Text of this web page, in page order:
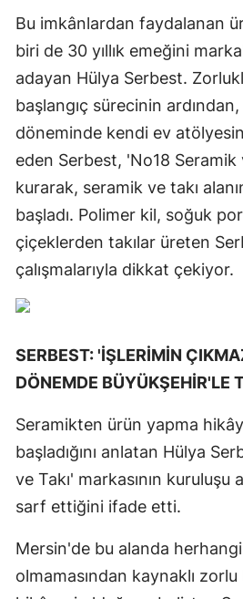
Bu imkânlardan faydalanan
biri de 30 yıllık emeğini
adayan Hülya Serbest.
başlangıç sürecinin
döneminde kendi ev
eden Serbest, 'No18 Seramik
kurarak, seramik ve takı
başladı. Polimer kil, soğuk
çiçeklerden takılar üreten
çalışmalarıyla dikkat çekiyor.
SERBEST: 'İŞLERİMİN
DÖNEMDE BÜYÜKŞEHİR'LE
Seramikten ürün yapma
başladığını anlatan Hülya
ve Takı' markasının kuruluşu
sarf ettiğini ifade etti.
Mersin'de bu alanda
olmamasından kaynaklı zorlu